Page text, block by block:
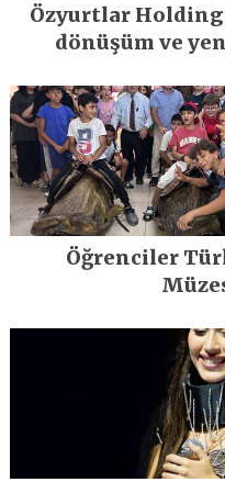
Özyurtlar
dönüşüm ve
Öğrenciler